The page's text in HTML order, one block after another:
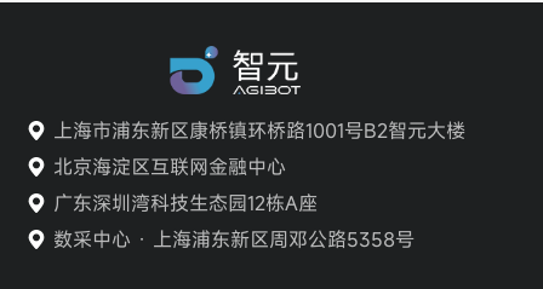
上海市浦东新区康桥镇环桥路1001号B2智元大楼
北京海淀区互联网金融中心
广东深圳湾科技生态园12栋A座
数采中心 · 上海浦东新区周邓公路5358号